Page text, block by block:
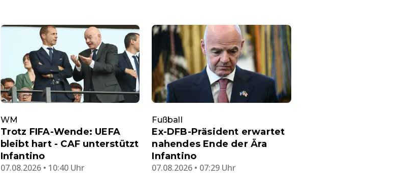
WM
Trotz FIFA-Wende: UEFA
bleibt hart - CAF unterstützt
Infantino
07.08.2026 • 10:40 Uhr
Fußball
Ex-DFB-Präsident erwartet
nahendes Ende der Ära
Infantino
07.08.2026 • 07:29 Uhr